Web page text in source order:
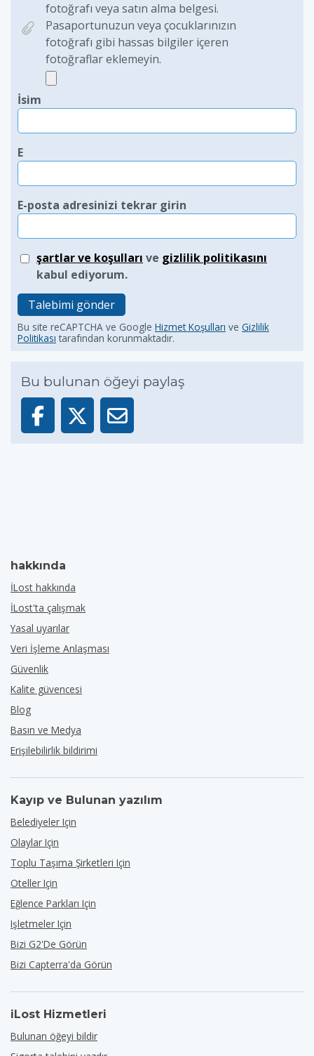
fotoğrafı veya satın alma belgesi.
Pasaportunuzun veya çocuklarınızın
fotoğrafı gibi hassas bilgiler içeren
fotoğraflar eklemeyin.
İsim
E
E-posta adresinizi tekrar girin
şartlar ve koşulları ve gizlilik politikasını
kabul ediyorum.
Talebimi gönder
Bu site reCAPTCHA ve Google Hizmet Koşulları ve Gizlilik
Politikası tarafından korunmaktadır.
Bu bulunan öğeyi paylaş
hakkında
İLost hakkında
İLost'ta çalışmak
Yasal uyarılar
Veri İşleme Anlaşması
Güvenlik
Kalite güvencesi
Blog
Basın ve Medya
Erişilebilirlik bildirimi
Kayıp ve Bulunan yazılım
Belediyeler Için
Olaylar Için
Toplu Taşıma Şirketleri Için
Oteller Için
Eğlence Parkları Için
Işletmeler Için
Bizi G2'de Görün
Bizi Capterra'da Görün
iLost Hizmetleri
Bulunan öğeyi bildir